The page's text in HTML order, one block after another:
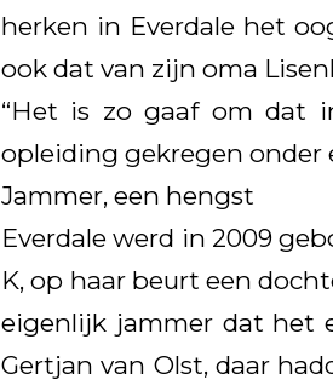
herken in Everdale het
ook dat van zijn oma
“Het is zo gaaf om dat
opleiding gekregen onder
Jammer, een hengst
Everdale werd in 2009
K, op haar beurt een
eigenlijk jammer dat het
Gertjan van Olst, daar